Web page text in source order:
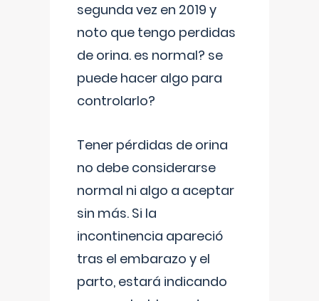
segunda vez en 2019 y
noto que tengo perdidas
de orina. es normal? se
puede hacer algo para
controlarlo?
Tener pérdidas de orina
no debe considerarse
normal ni algo a aceptar
sin más. Si la
incontinencia apareció
tras el embarazo y el
parto, estará indicando